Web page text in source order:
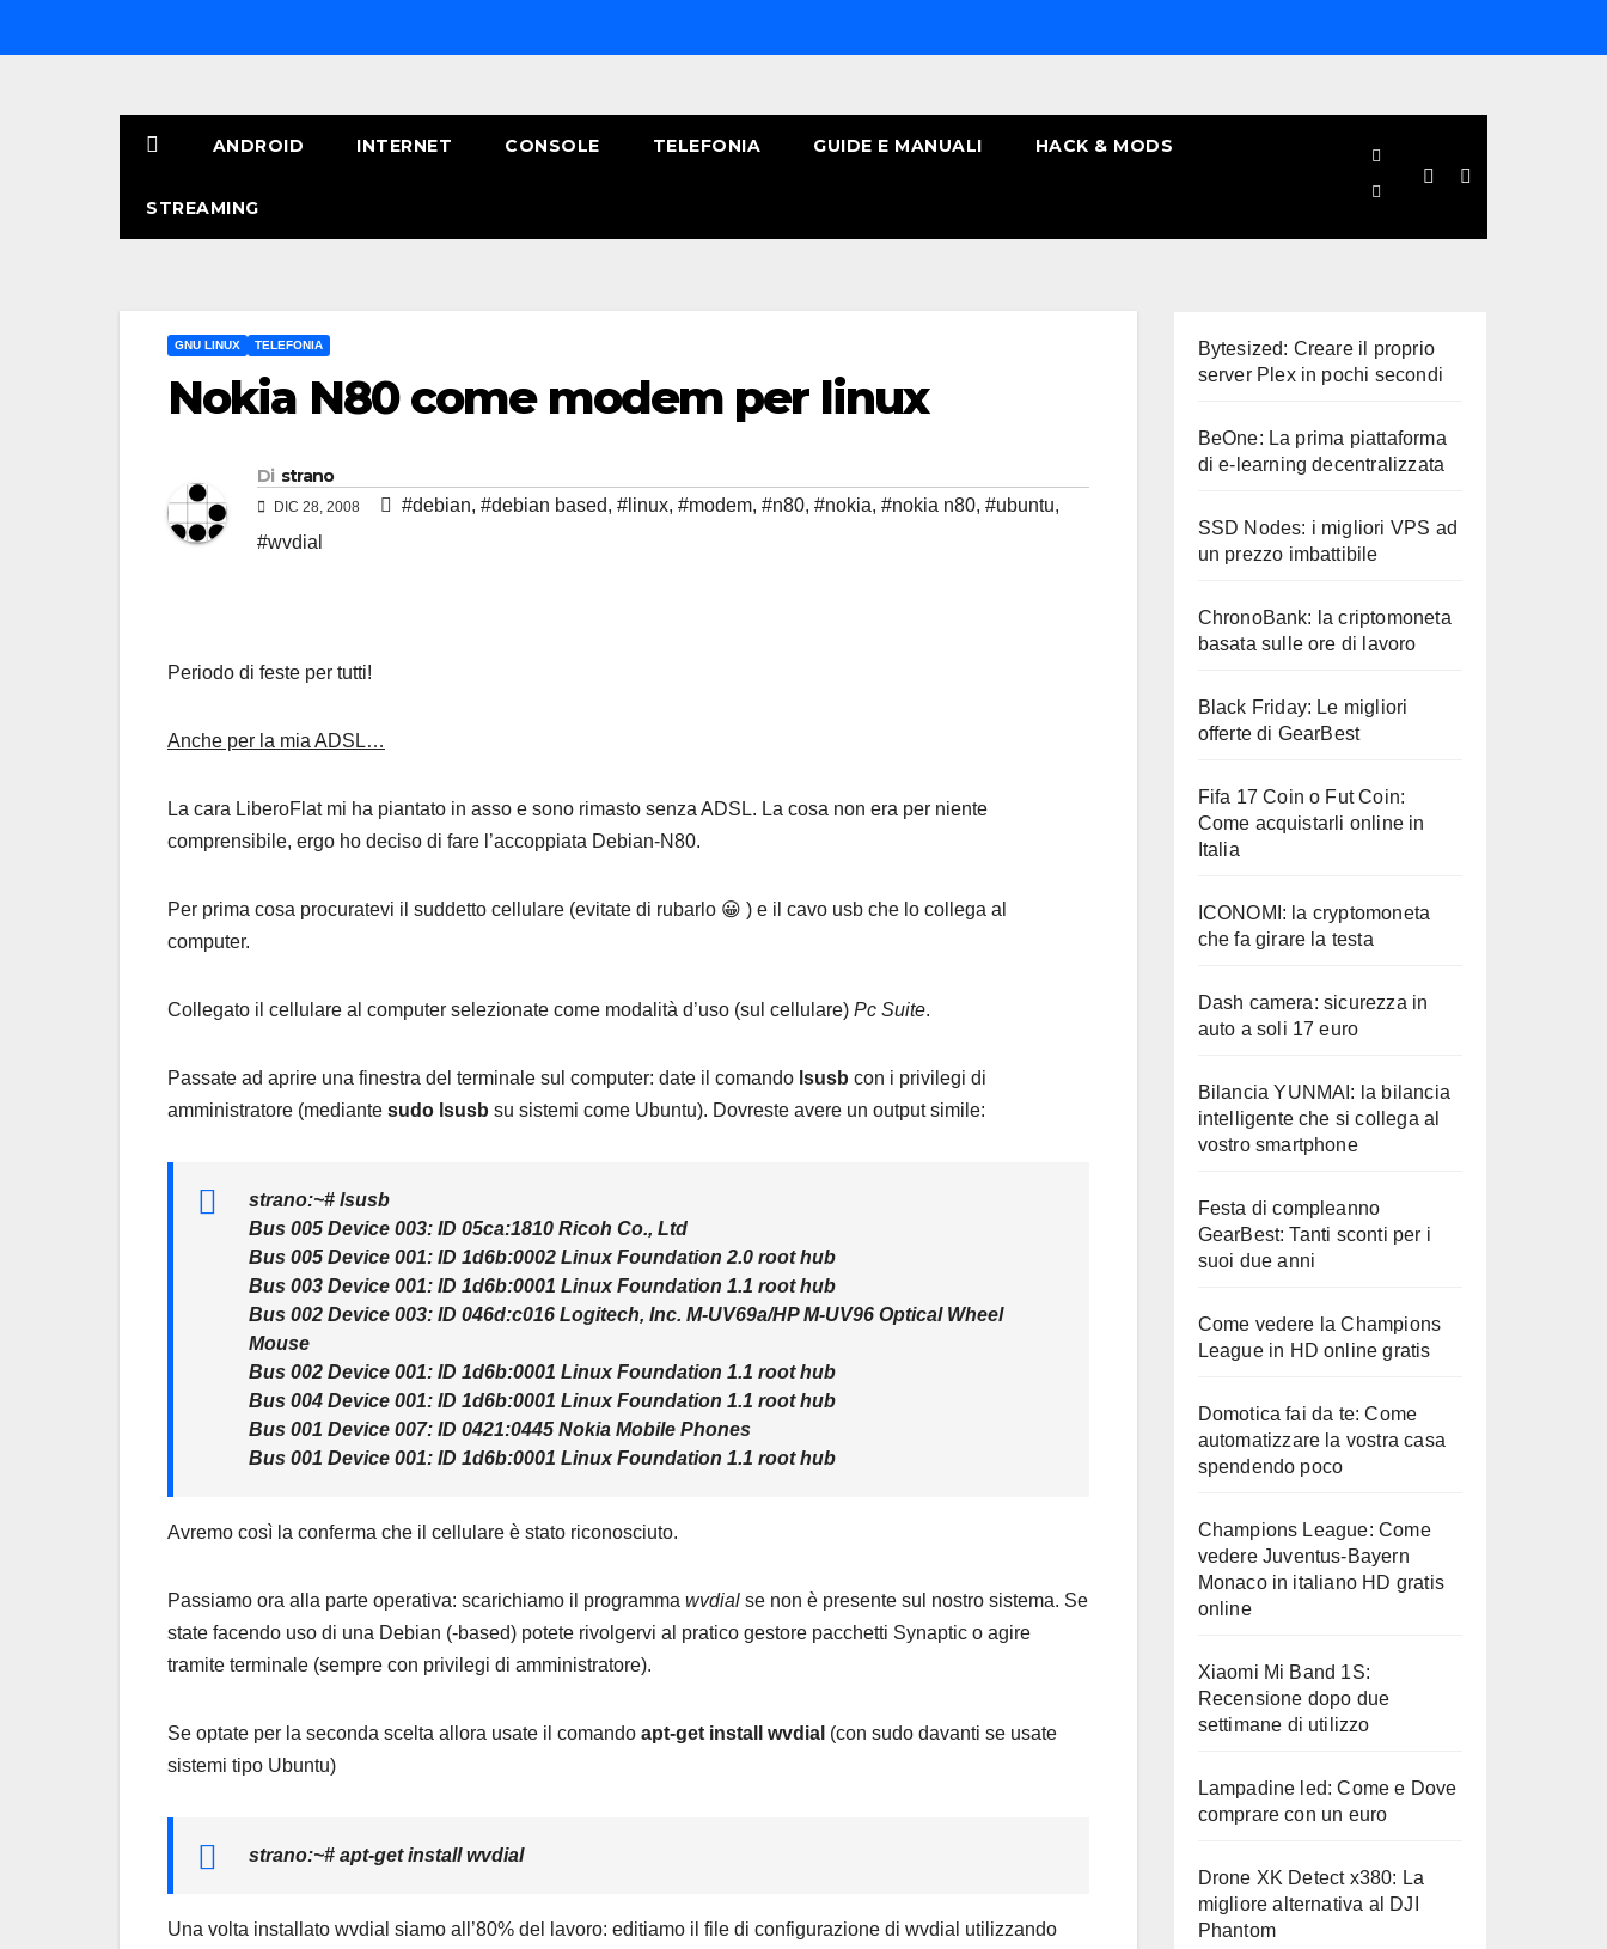
al
ANDROID INTERNET CONSOLE TELEFONIA GUIDE E MANUALI HACK & MODS
STREAMING
GNU LINUX TELEFONIA
Nokia N80 come modem per linux
Di strano
DIC 28, 2008 #debian, #debian based, #linux, #modem, #n80, #nokia, #nokia n80, #ubuntu,
#wvdial
Periodo di feste per tutti!
Anche per la mia ADSL…
La cara LiberoFlat mi ha piantato in asso e sono rimasto senza ADSL. La cosa non era per niente
comprensibile, ergo ho deciso di fare l’accoppiata Debian-N80.
Per prima cosa procuratevi il suddetto cellulare (evitate di rubarlo 😀 ) e il cavo usb che lo collega al
computer.
Collegato il cellulare al computer selezionate come modalità d’uso (sul cellulare) Pc Suite.
Passate ad aprire una finestra del terminale sul computer: date il comando lsusb con i privilegi di
amministratore (mediante sudo lsusb su sistemi come Ubuntu). Dovreste avere un output simile:
strano:~# lsusb
Bus 005 Device 003: ID 05ca:1810 Ricoh Co., Ltd
Bus 005 Device 001: ID 1d6b:0002 Linux Foundation 2.0 root hub
Bus 003 Device 001: ID 1d6b:0001 Linux Foundation 1.1 root hub
Bus 002 Device 003: ID 046d:c016 Logitech, Inc. M-UV69a/HP M-UV96 Optical Wheel
Mouse
Bus 002 Device 001: ID 1d6b:0001 Linux Foundation 1.1 root hub
Bus 004 Device 001: ID 1d6b:0001 Linux Foundation 1.1 root hub
Bus 001 Device 007: ID 0421:0445 Nokia Mobile Phones
Bus 001 Device 001: ID 1d6b:0001 Linux Foundation 1.1 root hub
Avremo così la conferma che il cellulare è stato riconosciuto.
Passiamo ora alla parte operativa: scarichiamo il programma wvdial se non è presente sul nostro sistema. Se
state facendo uso di una Debian (-based) potete rivolgervi al pratico gestore pacchetti Synaptic o agire
tramite terminale (sempre con privilegi di amministratore).
Se optate per la seconda scelta allora usate il comando apt-get install wvdial (con sudo davanti se usate
sistemi tipo Ubuntu)
strano:~# apt-get install wvdial
Una volta installato wvdial siamo all’80% del lavoro: editiamo il file di configurazione di wvdial utilizzando
Bytesized: Creare il proprio
server Plex in pochi secondi
BeOne: La prima piattaforma
di e-learning decentralizzata
SSD Nodes: i migliori VPS ad
un prezzo imbattibile
ChronoBank: la criptomoneta
basata sulle ore di lavoro
Black Friday: Le migliori
offerte di GearBest
Fifa 17 Coin o Fut Coin:
Come acquistarli online in
Italia
ICONOMI: la cryptomoneta
che fa girare la testa
Dash camera: sicurezza in
auto a soli 17 euro
Bilancia YUNMAI: la bilancia
intelligente che si collega al
vostro smartphone
Festa di compleanno
GearBest: Tanti sconti per i
suoi due anni
Come vedere la Champions
League in HD online gratis
Domotica fai da te: Come
automatizzare la vostra casa
spendendo poco
Champions League: Come
vedere Juventus-Bayern
Monaco in italiano HD gratis
online
Xiaomi Mi Band 1S:
Recensione dopo due
settimane di utilizzo
Lampadine led: Come e Dove
comprare con un euro
Drone XK Detect x380: La
migliore alternativa al DJI
Phantom